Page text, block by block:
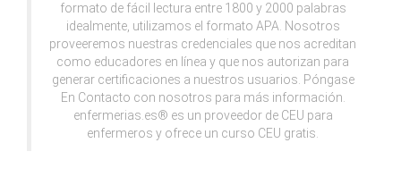
formato de fácil lectura entre 1800 y 2000 palabras
idealmente, utilizamos el formato APA. Nosotros
proveeremos nuestras credenciales que nos acreditan
como educadores en línea y que nos autorizan para
generar certificaciones a nuestros usuarios. Póngase
En Contacto con nosotros para más información.
enfermerias.es® es un proveedor de CEU para
enfermeros y ofrece un curso CEU gratis.